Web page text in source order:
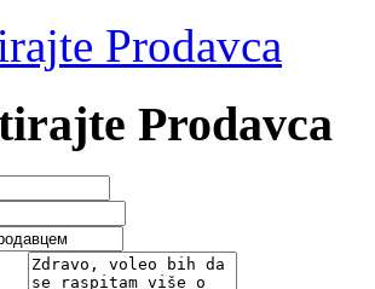
Prodavca
Prodavca